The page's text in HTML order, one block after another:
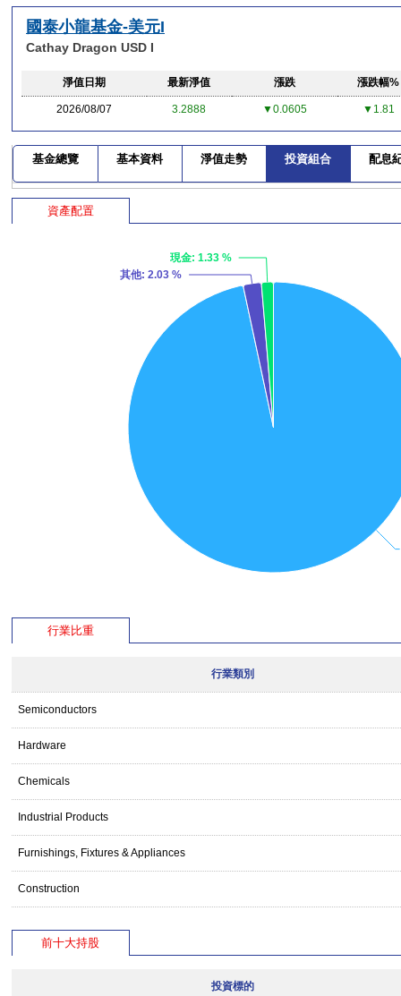
國泰小龍基金-美元I
Cathay Dragon USD I
淨值日期 最新淨值 漲跌 漲跌幅%
2026/08/07 3.2888 ▼0.0605 ▼1.81
基金總覽 基本資料 淨值走勢 投資組合 配息
資產配置
其他: 2.03 %
現金: 1.33 %
行業比重
行業類別
Semiconductors
Hardware
Chemicals
Industrial Products
Furnishings, Fixtures & Appliances
Construction
前十大持股
投資標的